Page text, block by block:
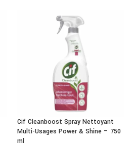
Cif Cleanboost Spray Nettoyant
Multi-Usages Power & Shine – 750
ml